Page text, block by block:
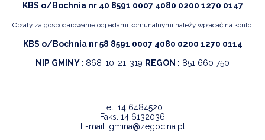
KBS o/Bochnia nr 40 8591 0007 4080 0200 1270 0147
Opłaty za gospodarowanie odpadami komunalnymi należy wpłacać na konto:
KBS o/Bochnia nr 58 8591 0007 4080 0200 1270 0114
NIP GMINY : 868-10-21-319 REGON : 851 660 750
Tel. 14 6484520
Faks. 14 6132036
E-mail. gmina@zegocina.pl